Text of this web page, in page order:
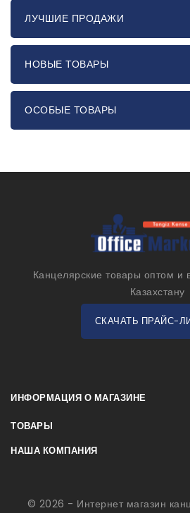
ЛУЧШИЕ ПРОДАЖИ
НОВЫЕ ТОВАРЫ
ОСОБЫЕ ТОВАРЫ
Канцелярские товары оптом и
Казахстану
СКАЧАТЬ ПРАЙС-
ИНФОРМАЦИЯ О МАГАЗИНЕ
ТОВАРЫ
НАША КОМПАНИЯ
© 2026 - Интернет магазин